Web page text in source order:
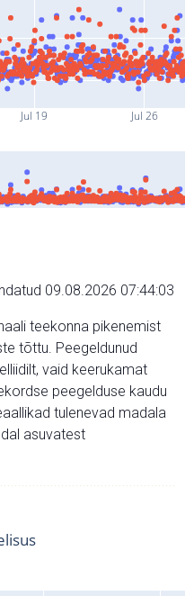
Jul 19 Jul 26
09.08.2026 07:44:03
teekonna pikenemist
tõttu. Peegeldunud
vaid keerukamat
peegelduse kaudu
tulenevad madala
asuvatest